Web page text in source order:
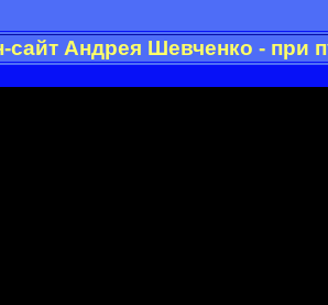
сайт Андрея Шевченко - при